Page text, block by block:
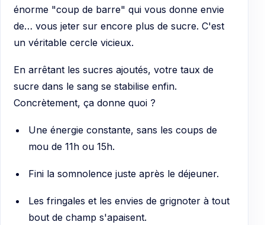
énorme "coup de barre" qui vous donne envie
de… vous jeter sur encore plus de sucre. C'est
un véritable cercle vicieux.
En arrêtant les sucres ajoutés, votre taux de
sucre dans le sang se stabilise enfin.
Concrètement, ça donne quoi ?
Une énergie constante, sans les coups de
mou de 11h ou 15h.
Fini la somnolence juste après le déjeuner.
Les fringales et les envies de grignoter à tout
bout de champ s'apaisent.